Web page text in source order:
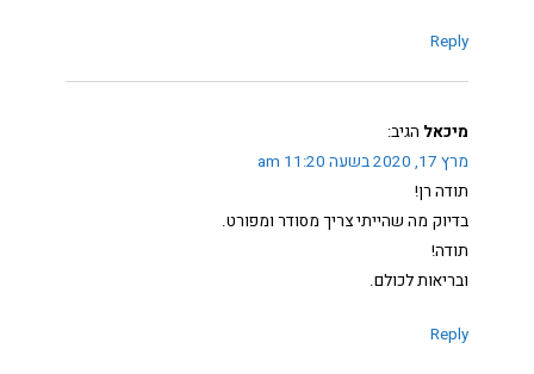
Reply
מיכאל הגיב:
מרץ 17, 2020 בשעה 11:20 am
תודה רן!
בדיוק מה שהייתי צריך מסודר ומפורט.
תודה!
ובריאות לכולם.
Reply